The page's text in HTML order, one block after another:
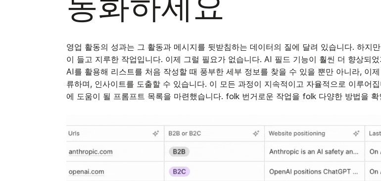
동화하세요
영업 활동의 성과는 그 활동과 메시지를 뒷받침하는 데이터의 질에 달려 있습니다. 하지
이 들고 지루한 작업입니다. 이제 그럴 필요가 없습니다. AI 필드 기능이 훨씬 더 향상되
AI를 활용해 리스트를 처음 작성할 때 풍부한 세부 정보를 찾을 수 있을 뿐만 아니라, 이
류하며, 인사이트를 도출할 수 있습니다. 이 모든 과정이 지속적이고 자율적으로 이루어
에 도움이 될 프롬프트 목록을 마련했습니다. folk 번거로운 작업을 folk 다양한 방법을 확